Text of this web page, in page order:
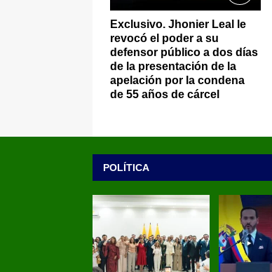
Exclusivo. Jhonier Leal le
revocó el poder a su
defensor público a dos días
de la presentación de la
apelación por la condena
de 55 años de cárcel
POLÍTICA